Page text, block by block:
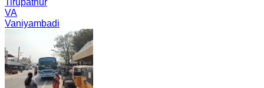
VA
Vaniyambadi